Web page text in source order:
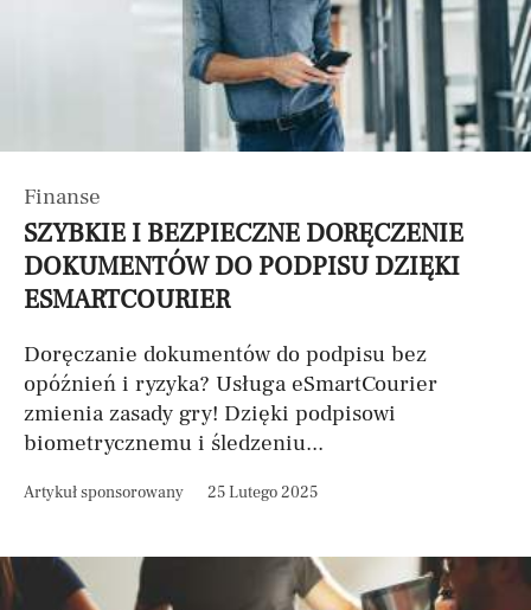
Finanse
SZYBKIE I BEZPIECZNE DORĘCZENIE
DOKUMENTÓW DO PODPISU DZIĘKI
ESMARTCOURIER
Doręczanie dokumentów do podpisu bez
opóźnień i ryzyka? Usługa eSmartCourier
zmienia zasady gry! Dzięki podpisowi
biometrycznemu i śledzeniu...
Artykuł sponsorowany 25 Lutego 2025